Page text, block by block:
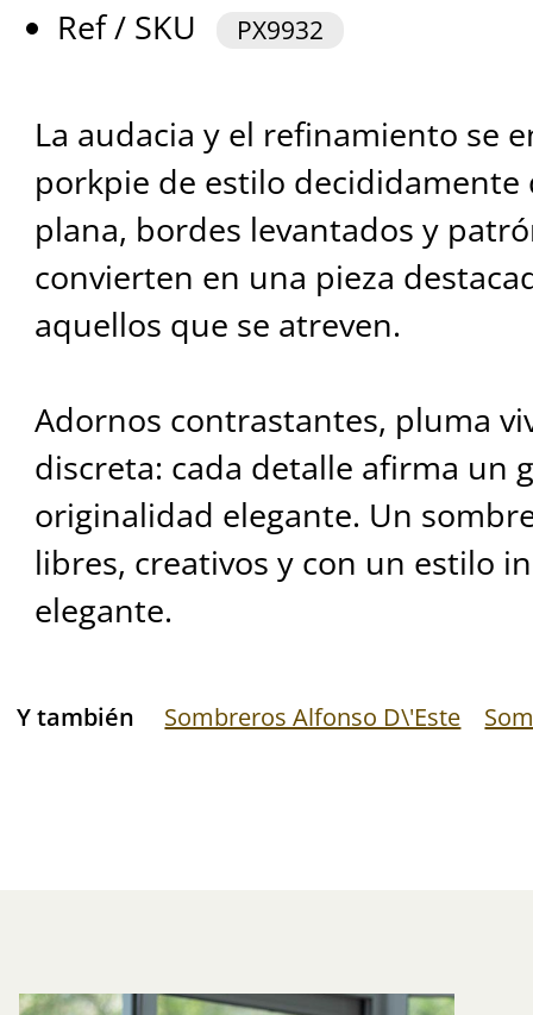
Ref / SKU
PX9932
La audacia y el refinamiento se
porkpie de estilo decididamente
plana, bordes levantados y
convierten en una pieza
aquellos que se atreven.
Adornos contrastantes, pluma
discreta: cada detalle afirma un
originalidad elegante. Un
libres, creativos y con un estilo
elegante.
Y también Sombreros Alfonso D\'Este